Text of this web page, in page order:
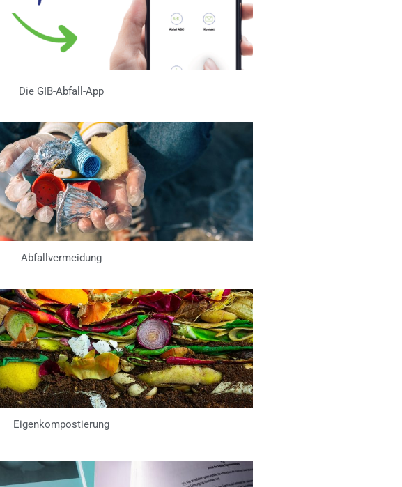
Die GIB-Abfall-App
Abfallvermeidung
Eigenkompostierung